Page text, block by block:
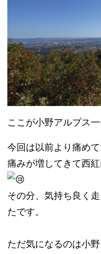
ここが小野アルプス
今回は以前より痛め
痛みが増してきて西
その分、気持ち良く
たです。
ただ気になるのは小